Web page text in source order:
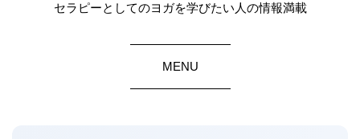
セラピーとしてのヨガを学びたい人の情報満載
MENU